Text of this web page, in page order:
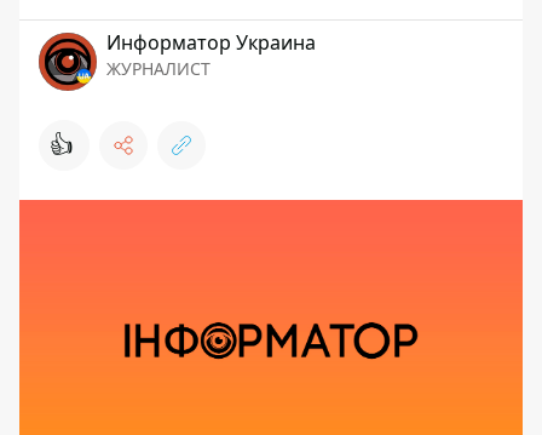
Информатор Украина
ЖУРНАЛИСТ
👍